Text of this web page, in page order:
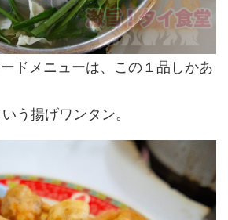
ドメニューは、この１品しかあ
う揚げワンタン。